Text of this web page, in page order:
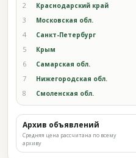
2 Краснодарский край
3 Московская обл.
4 Санкт-Петербург
5 Крым
6 Самарская обл.
7 Нижегородская обл.
8 Смоленская обл.
Архив объявлений
Средняя цена рассчитана по всему
архиву